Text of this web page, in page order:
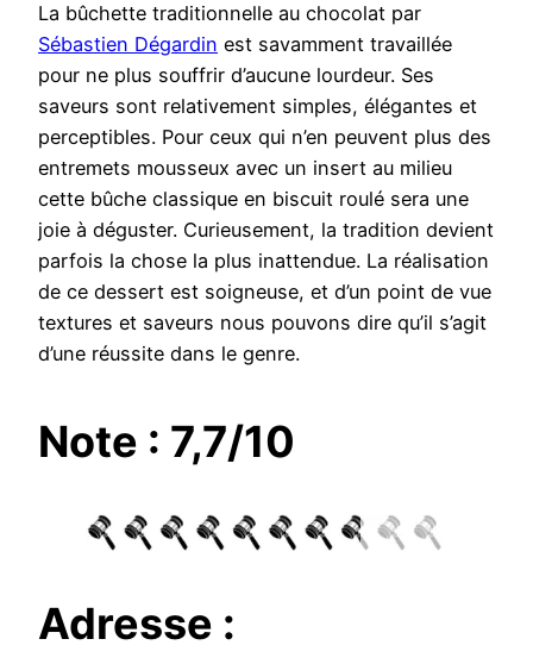
La bûchette traditionnelle au chocolat par
Sébastien Dégardin est savamment travaillée
pour ne plus souffrir d’aucune lourdeur. Ses
saveurs sont relativement simples, élégantes et
perceptibles. Pour ceux qui n’en peuvent plus des
entremets mousseux avec un insert au milieu
cette bûche classique en biscuit roulé sera une
joie à déguster. Curieusement, la tradition devient
parfois la chose la plus inattendue. La réalisation
de ce dessert est soigneuse, et d’un point de vue
textures et saveurs nous pouvons dire qu’il s’agit
d’une réussite dans le genre.
Note : 7,7/10
Adresse :